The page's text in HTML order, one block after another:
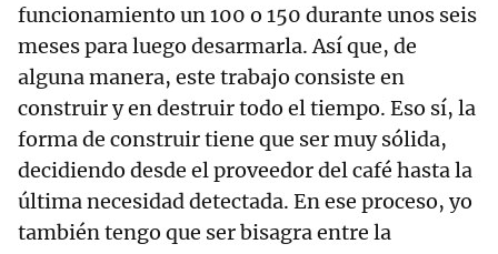
funcionamiento un 100 o 150 durante unos seis
meses para luego desarmarla. Así que, de
alguna manera, este trabajo consiste en
construir y en destruir todo el tiempo. Eso sí, la
forma de construir tiene que ser muy sólida,
decidiendo desde el proveedor del café hasta la
última necesidad detectada. En ese proceso, yo
también tengo que ser bisagra entre la